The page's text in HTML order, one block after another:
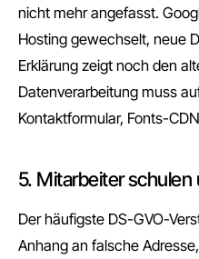
nicht mehr angefasst.
Hosting gewechselt, neue
Erklärung zeigt noch den
Datenverarbeitung muss
Kontaktformular, Fonts-
5. Mitarbeiter
Der häufigste DS-GVO-
Anhang an falsche